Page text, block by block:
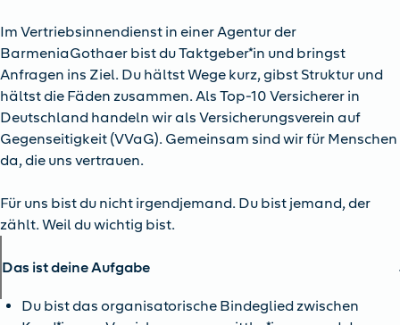
Im Vertriebsinnendienst in einer Agentur der
BarmeniaGothaer bist du Taktgeber*in und bringst
Anfragen ins Ziel. Du hältst Wege kurz, gibst Struktur und
hältst die Fäden zusammen. Als Top-10 Versicherer in
Deutschland handeln wir als Versicherungsverein auf
Gegenseitigkeit (VVaG). Gemeinsam sind wir für Menschen
da, die uns vertrauen.
Für uns bist du nicht irgendjemand. Du bist jemand, der
zählt. Weil du wichtig bist.
Das ist deine Aufgabe
Du bist das organisatorische Bindeglied zwischen